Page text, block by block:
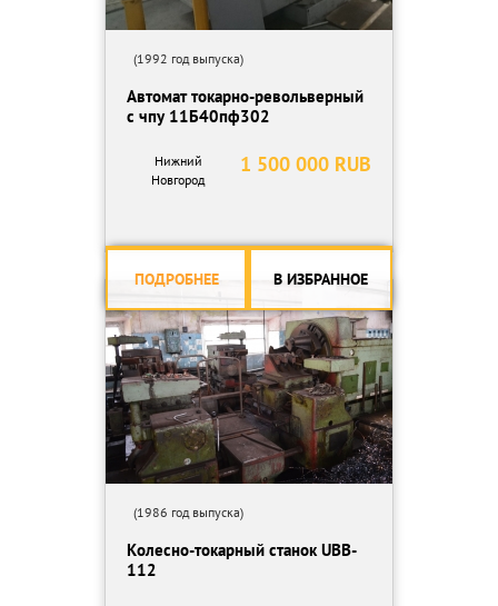
(1992 год выпуска)
Автомат токарно-револьверный
с чпу 11Б40пф302
1 500 000 RUB
Нижний
Новгород
ПОДРОБНЕЕ В ИЗБРАННОЕ
(1986 год выпуска)
Колесно-токарный станок UBB-
112